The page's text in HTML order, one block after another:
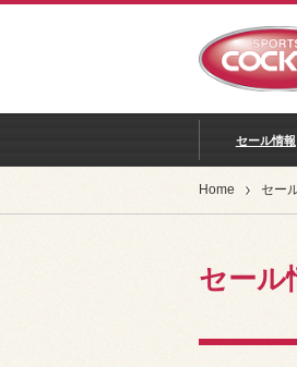
セール情報
Home セー
セール